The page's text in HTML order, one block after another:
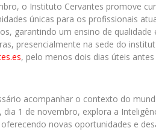
o Instituto Cervantes promove
únicas para os profissionais
garantindo um ensino de
presencialmente na sede do
, pelo menos dois dias úteis
acompanhar o contexto do
dia 1 de novembro, explora a
novas oportunidades e